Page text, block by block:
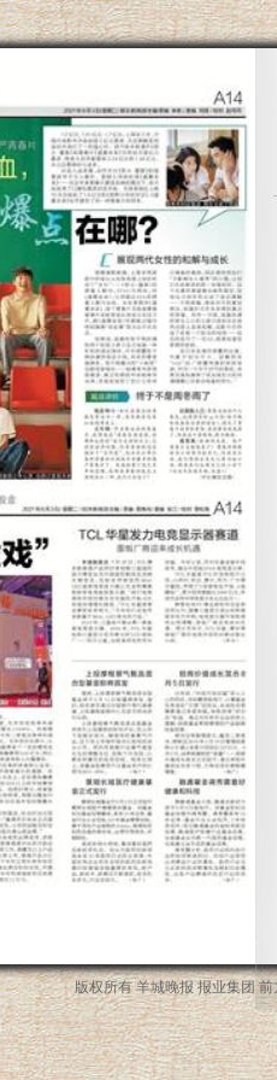
版权所有 羊城晚报 报业集团